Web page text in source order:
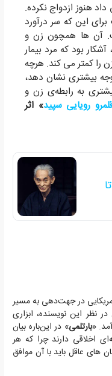
هنوز ازدواج نکرده.
این که سر درآورد
آن ها همچون زن و
بود که مرد بیمار
را کمتر می کند. هرچه
بیشتری نشان دهد،
به رابطه‌ی زن و
رویایی سپید» اثر
در جهت‌دهی به مسیر
نظر این نویسنده، ابزاری
«بارتلمی» در این‌باره بیان
اخلاقی دارند چرا که هر
های عاقل باید با آن موافق